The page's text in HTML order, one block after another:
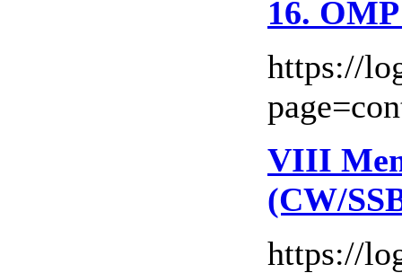
16.
https://
VIII
(CW/
https://